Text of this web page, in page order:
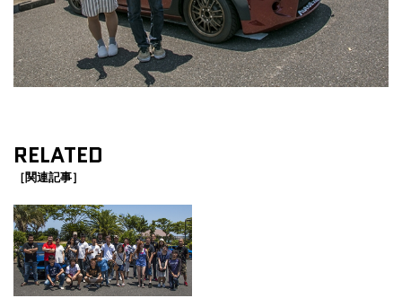
RELATED
［関連記事］